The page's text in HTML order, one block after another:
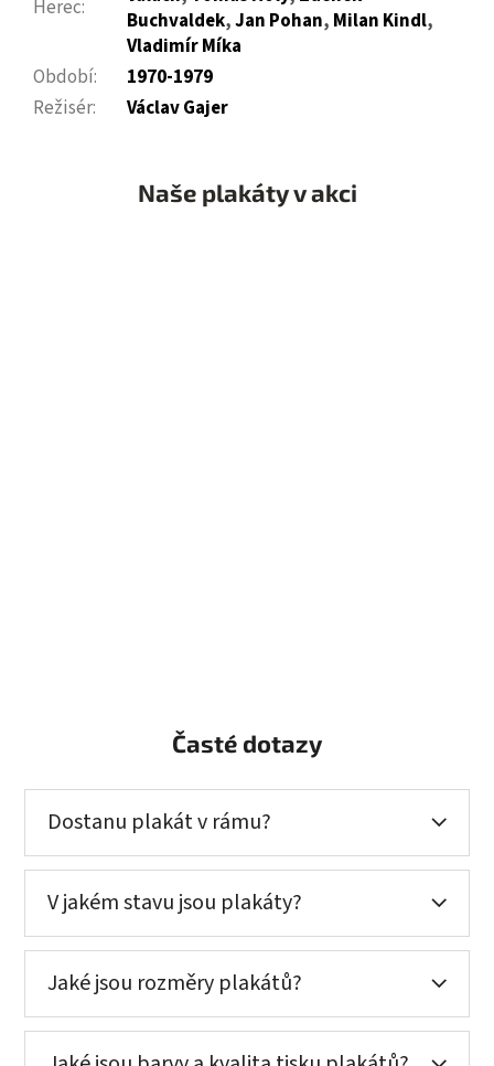
Herec:
Buchvaldek,Jan Pohan, Milan Kindl,
Vladimír Míka
Období:
1970-1979
Režisér: Václav Gajer
Naše plakáty v akci
Časté dotazy
Dostanu plakát v rámu?
V jakém stavu jsou plakáty?
Jaké jsou rozměry plakátů?